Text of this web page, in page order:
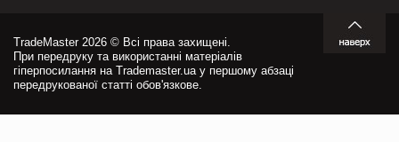
TradeMaster 2026 © Всі права захищені.
При передруку та використанні матеріалів
гіперпосилання на Trademaster.ua у першому абзаці
передрукованої статті обов'язкове.